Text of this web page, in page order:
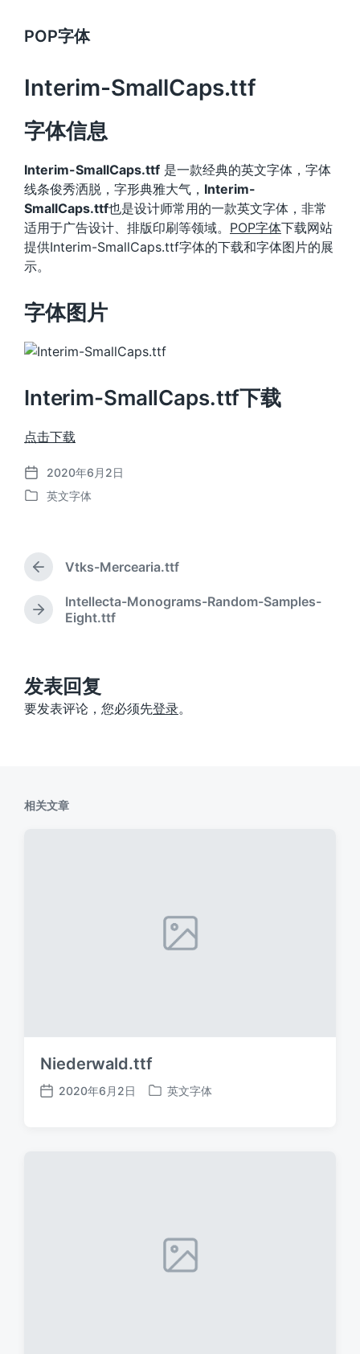
POP字体
Interim-SmallCaps.ttf
字体信息
Interim-SmallCaps.ttf 是一款经典的英文字体，字体
线条俊秀洒脱，字形典雅大气， Interim-
SmallCaps.ttf也是设计师常用的一款英文字体，非常
适用于广告设计、排版印刷等领域。 POP字体下载网站
提供Interim-SmallCaps.ttf字体的下载和字体图片的展
示。
字体图片
Interim-SmallCaps.ttf下载
点击下载
发
布
2020年6月2日
发
英文字体
上
文
章
Vtks-Mercearia.ttf
下
：
Intellecta-Monograms-Random-Samples-
Eight.ttf
发表回复
要发表评论，您必须先登录。
相关文章
Niederwald.ttf
发
2020年6月2日
发
英文字体